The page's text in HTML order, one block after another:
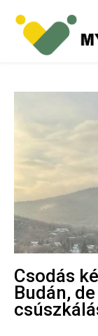
Csodás
Budán,